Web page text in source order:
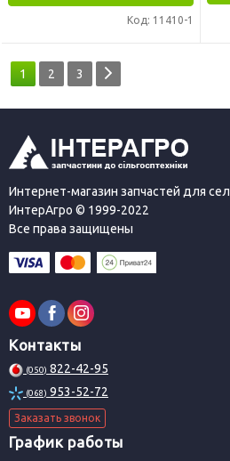
Код: 11410-1
1 2 3
Интернет-магазин запчастей для
ИнтерАгро © 1999-2022
Все права защищены
Контакты
(050) 822-42-95
(068) 953-52-72
Заказать звонок
График работы